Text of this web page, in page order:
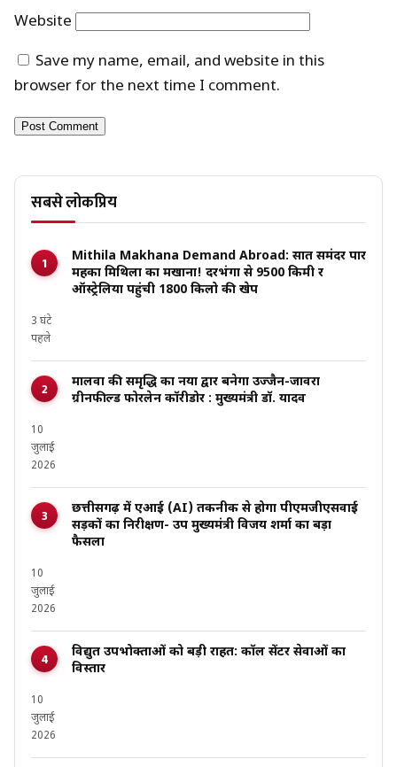
Website
Save my name, email, and website in this
browser for the next time I comment.
सबसे लोकप्रिय
Mithila Makhana Demand Abroad: सात समंदर पार
महका मिथिला का मखाना! दरभंगा से 9500 किमी दूर
ऑस्ट्रेलिया पहुंची 1800 किलो की खेप
3 घंटे
पहले
मालवा की समृद्धि का नया द्वार बनेगा उज्जैन-जावरा
ग्रीनफील्ड फोरलेन कॉरीडोर : मुख्यमंत्री डॉ. यादव
10
जुलाई
2026
छत्तीसगढ़ में एआई (AI) तकनीक से होगा पीएमजीएसवाई
सड़कों का निरीक्षण- उप मुख्यमंत्री विजय शर्मा का बड़ा
फैसला
10
जुलाई
2026
विद्युत उपभोक्ताओं को बड़ी राहत: कॉल सेंटर सेवाओं का
विस्तार
10
जुलाई
2026